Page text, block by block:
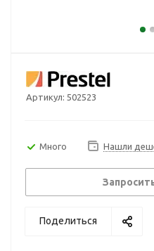
Артикул: 502523
Много Нашли
Поделиться